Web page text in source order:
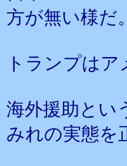
方が無い様だ。
トランプは
海外援助とい
みれの実態を